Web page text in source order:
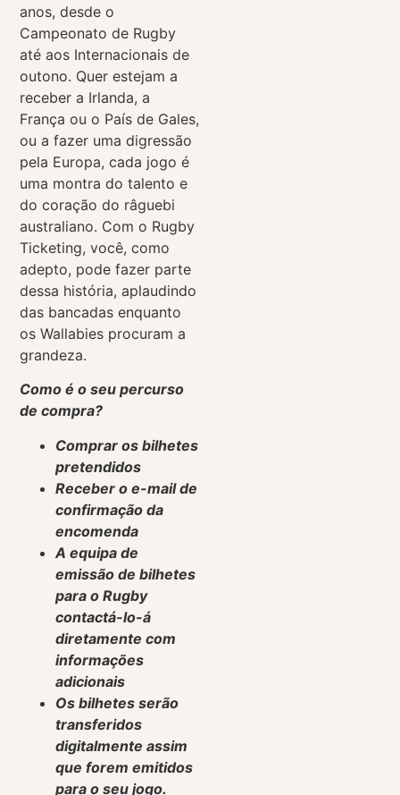
anos, desde o
Campeonato de Rugby
até aos Internacionais de
outono. Quer estejam a
receber a Irlanda, a
França ou o País de Gales,
ou a fazer uma digressão
pela Europa, cada jogo é
uma montra do talento e
do coração do râguebi
australiano. Com o Rugby
Ticketing, você, como
adepto, pode fazer parte
dessa história, aplaudindo
das bancadas enquanto
os Wallabies procuram a
grandeza.
Como é o seu percurso
de compra?
Comprar os bilhetes
pretendidos
Receber o e-mail de
confirmação da
encomenda
A equipa de
emissão de bilhetes
para o Rugby
contactá-lo-á
diretamente com
informações
adicionais
Os bilhetes serão
transferidos
digitalmente assim
que forem emitidos
para o seu jogo.